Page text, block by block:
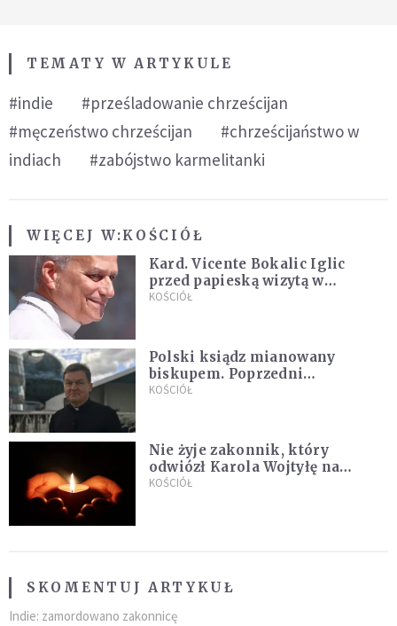
TEMATY W ARTYKULE
#indie
#prześladowanie chrześcijan
#męczeństwo chrześcijan
#chrześcijaństwo w
indiach
#zabójstwo karmelitanki
WIĘCEJ W:KOŚCIÓŁ
Kard. Vicente Bokalic Iglic
przed papieską wizytą w
Argentynie: Nasz pokorny lud
KOŚCIÓŁ
Polski ksiądz mianowany
biskupem. Poprzedni
ordynariusz zrezygnował
KOŚCIÓŁ
Nie żyje zakonnik, który
odwiózł Karola Wojtyłę na
konklawe. Jan Paweł II nazywał
KOŚCIÓŁ
SKOMENTUJ ARTYKUŁ
Indie: zamordowano zakonnicę